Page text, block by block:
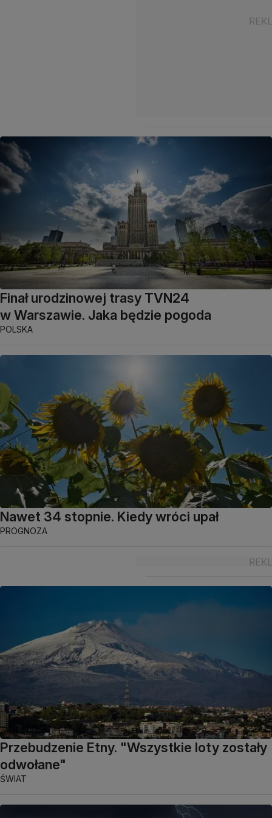
Finał urodzinowej trasy TVN24
w Warszawie. Jaka będzie pogoda
POLSKA
Nawet 34 stopnie. Kiedy wróci upał
PROGNOZA
Przebudzenie Etny. "Wszystkie loty zostały
odwołane"
ŚWIAT